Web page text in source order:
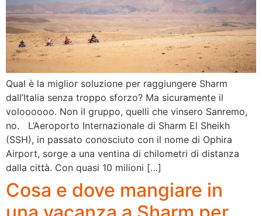
Qual è la miglior soluzione per raggiungere Sharm
dall’Italia senza troppo sforzo? Ma sicuramente il
voloooooo. Non il gruppo, quelli che vinsero Sanremo,
no. L’Aeroporto Internazionale di Sharm El Sheikh
(SSH), in passato conosciuto con il nome di Ophira
Airport, sorge a una ventina di chilometri di distanza
dalla città. Con quasi 10 milioni […]
Cosa e dove mangiare in